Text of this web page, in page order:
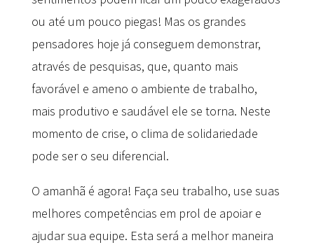
ou até um pouco piegas! Mas os grandes
pensadores hoje já conseguem demonstrar,
através de pesquisas, que, quanto mais
favorável e ameno o ambiente de trabalho,
mais produtivo e saudável ele se torna. Neste
momento de crise, o clima de solidariedade
pode ser o seu diferencial.
O amanhã é agora! Faça seu trabalho, use suas
melhores competências em prol de apoiar e
ajudar sua equipe. Esta será a melhor maneira